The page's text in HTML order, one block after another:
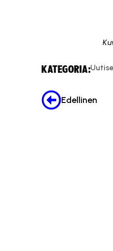
KATEGORIA:
Edellinen